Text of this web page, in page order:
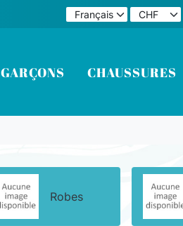
GARÇONS CHAUSSURES
Robes